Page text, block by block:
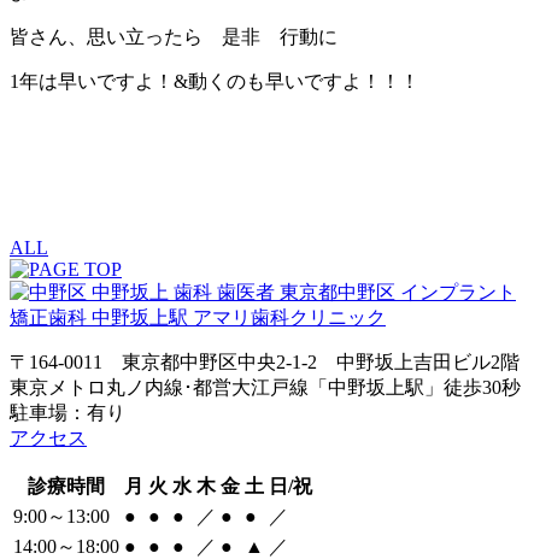
皆さん、思い立ったら 是非 行動に
1年は早いですよ！&動くのも早いですよ！！！
ALL
〒164-0011 東京都中野区中央2-1-2 中野坂上吉田ビル2階
東京メトロ丸ノ内線･都営大江戸線「中野坂上駅」徒歩30秒
駐車場：有り
アクセス
診療時間 月 火 水 木 金 土 日/祝
9:00～13:00
● ● ● ／ ● ●
／
14:00～18:00 ● ● ● ／ ● ▲ ／